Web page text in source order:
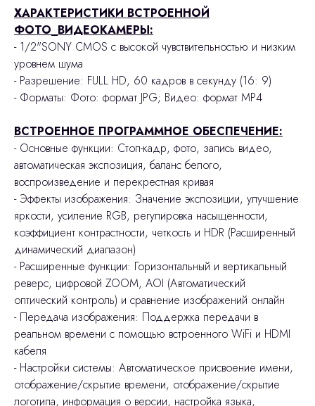
ХАРАКТЕРИСТИКИ ВСТРОЕННОЙ
ФОТО_ВИДЕОКАМЕРЫ:
- 1/2"SONY CMOS с высокой чувствительностью и низким
уровнем шума
- Разрешение: FULL HD, 60 кадров в секунду (16: 9)
- Форматы: Фото: формат JPG; Видео: формат MP4
ВСТРОЕННОЕ ПРОГРАММНОЕ ОБЕСПЕЧЕНИЕ:
- Основные функции: Стоп-кадр, фото, запись видео,
автоматическая экспозиция, баланс белого,
воспроизведение и перекрестная кривая
- Эффекты изображения: Значение экспозиции, улучшение
яркости, усиление RGB, регулировка насыщенности,
коэффициент контрастности, четкость и HDR (Расширенный
динамический диапазон)
- Расширенные функции: Горизонтальный и вертикальный
реверс, цифровой ZOOM, AOI (Автоматический
оптический контроль) и сравнение изображений онлайн
- Передача изображения: Поддержка передачи в
реальном времени с помощью встроенного WiFi и HDMI
кабеля
- Настройки системы: Автоматическое присвоение имени,
отображение/скрытие времени, отображение/скрытие
логотипа, информация о версии, настройка языка,